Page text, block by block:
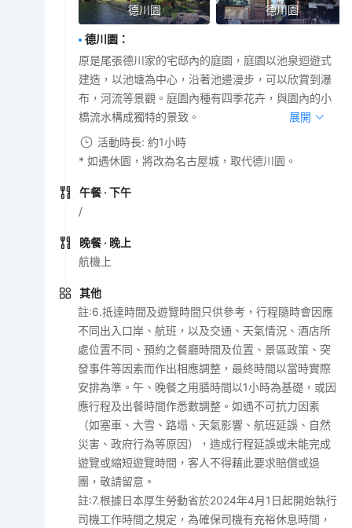
德川園 德川園
德川園 ：
原是尾張德川家的宅邸內的庭園，庭園以池泉迴遊式
建造，以池塘為中心，沿著池邊漫步，可以欣賞到瀑
布，河流等景觀。庭園內種有四季花卉，與園內的小
橋流水構成獨特的景致。
展開
活動時長: 約1小時
* 如遇休園，將改為名古屋城，取代德川園。
午餐 · 下午
/
晚餐 · 晚上
航機上
其他
註:6.抵達時間及遊覽時間只供參考，行程隨時會因應
不同出入口岸、航班，以及交通、天氣情況、酒店所
處位置不同、預約之餐廳時間及位置、景區政策、突
發事件等因素而作出相應調整，最終時間以當時實際
安排為準。午、晚餐之用膳時間以1小時為基礎，或因
應行程及出餐時間作悉數調整。如遇不可抗力因素
（如塞車、大雪、路塌、天氣影響、航班延誤、自然
災害、政府行為等原因），造成行程延誤或未能完成
遊覽或縮短遊覽時間，客人不得藉此要求賠償或退
團，敬請留意。
註:7.根據日本厚生勞動省於2024年4月1日起開始執行
司機工作時間之規定，為確保司機有充裕休息時間，